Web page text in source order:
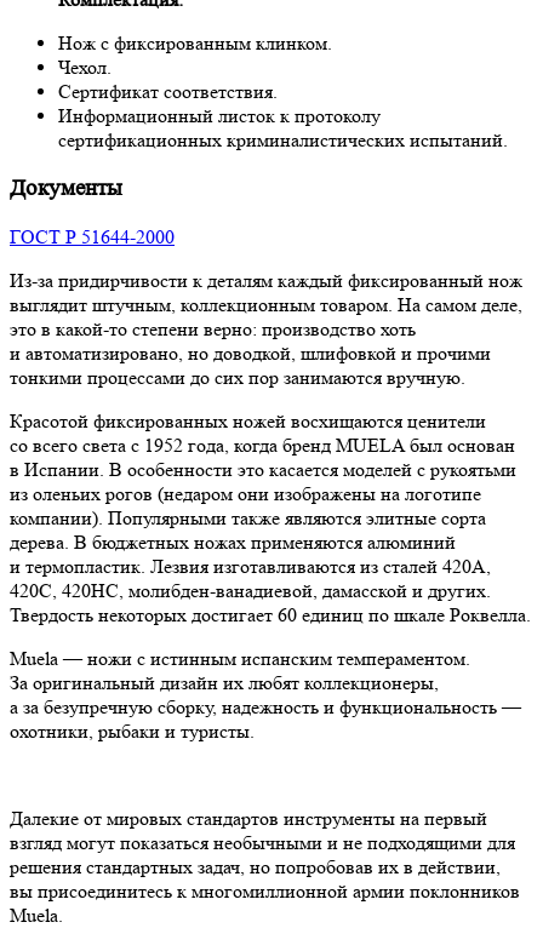
Нож с фиксированным клинком.
Чехол.
Сертификат соответствия.
Информационный листок к протоколу
сертификационных криминалистических испытаний.
Документы
ГОСТ Р 51644-2000
Из-за придирчивости к деталям каждый фиксированный нож
выглядит штучным, коллекционным товаром. На самом деле,
это в какой-то степени верно: производство хоть
и автоматизировано, но доводкой, шлифовкой и прочими
тонкими процессами до сих пор занимаются вручную.
Красотой фиксированных ножей восхищаются ценители
со всего света с 1952 года, когда бренд MUELA был основан
в Испании. В особенности это касается моделей с рукоятьми
из оленьих рогов (недаром они изображены на логотипе
компании). Популярными также являются элитные сорта
дерева. В бюджетных ножах применяются алюминий
и термопластик. Лезвия изготавливаются из сталей 420А,
420С, 420НС, молибден-ванадиевой, дамасской и других.
Твердость некоторых достигает 60 единиц по шкале Роквелла.
Muela — ножи с истинным испанским темпераментом.
За оригинальный дизайн их любят коллекционеры,
а за безупречную сборку, надежность и функциональность —
охотники, рыбаки и туристы.
Далекие от мировых стандартов инструменты на первый
взгляд могут показаться необычными и не подходящими для
решения стандартных задач, но попробовав их в действии,
вы присоединитесь к многомиллионной армии поклонников
Muela.